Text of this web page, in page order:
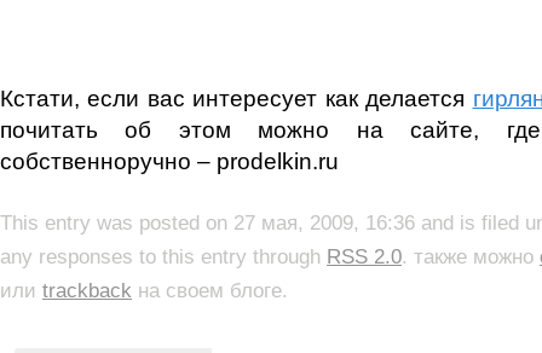
Кстати, если вас интересует как делается
почитать об этом можно на сайте,
собственноручно – prodelkin.ru
This entry was posted on 27 мая, 2009, 16:36 and is filed
any responses to this entry through RSS 2.0. также можно
или trackback на своем блоге.